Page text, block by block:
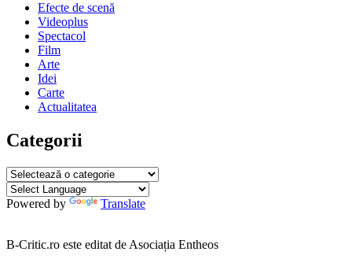
2020
Efecte de scenă
Videoplus
Spectacol
Film
Arte
Idei
Carte
Actualitatea
Categorii
Categorii
Powered by Translate
B-Critic.ro este editat de Asociația Entheos